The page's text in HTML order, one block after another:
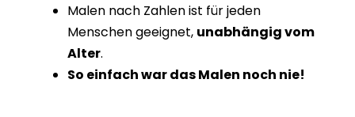
Malen nach Zahlen ist für jeden
Menschen geeignet, unabhängig vom
Alter.
So einfach war das Malen noch nie!